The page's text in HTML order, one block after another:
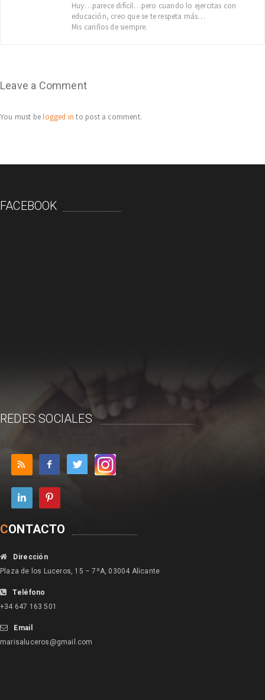
Huy…parece difícil…pero cuando lo ejercitas con
educación, creo que se te respeta más…
Mis cariños de siempre.
Leave a Comment
You must belogged in to post a comment.
FACEBOOK
REDES SOCIALES
CONTACTO
Dirección
Plaza de los Luceros, 15 – 7ºA, 03004 Alicante
Teléfono
+34 647 163 501
Email
marisaluceros@gmail.com